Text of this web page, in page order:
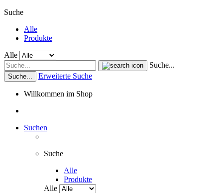
Suche
Alle
Produkte
Alle
Suche...
Suche... Erweiterte Suche
Willkommen im Shop
Suchen
Suche
Alle
Produkte
Alle